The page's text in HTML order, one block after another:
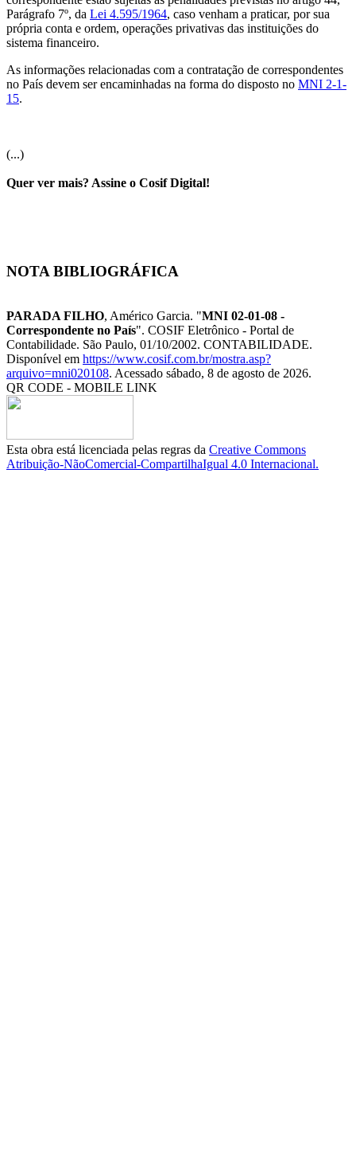
Parágrafo 7º, da Lei 4.595/1964, caso venham a praticar, por sua
própria conta e ordem, operações privativas das instituições do
sistema financeiro.
As informações relacionadas com a contratação de correspondentes
no País devem ser encaminhadas na forma do disposto no MNI 2-1-
15.
(...)
Quer ver mais? Assine o Cosif Digital!
NOTA BIBLIOGRÁFICA
PARADA FILHO, Américo Garcia. "MNI 02-01-08 -
Correspondente no País". COSIF Eletrônico - Portal de
Contabilidade. São Paulo, 01/10/2002. CONTABILIDADE.
Disponível em https://www.cosif.com.br/mostra.asp?
arquivo=mni020108. Acessado sábado, 8 de agosto de 2026.
QR CODE - MOBILE LINK
Esta obra está licenciada pelas regras da Creative Commons
Atribuição-NãoComercial-CompartilhaIgual 4.0 Internacional.